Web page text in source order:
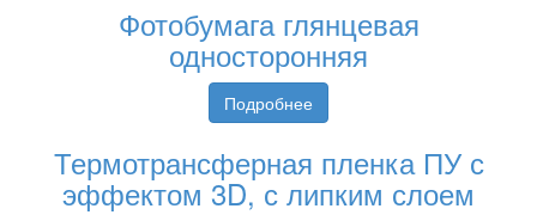
Фотобумага глянцевая
односторонняя
Подробнее
Термотрансферная пленка ПУ с
эффектом 3D, с липким слоем